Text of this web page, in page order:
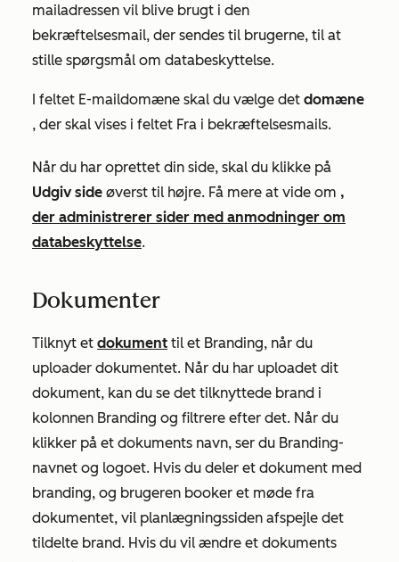
mailadressen vil blive brugt i den
bekræftelsesmail, der sendes til brugerne, til at
stille spørgsmål om databeskyttelse.
I feltet E-maildomæne skal du vælge det domæne
, der skal vises i feltet Fra i bekræftelsesmails.
Når du har oprettet din side, skal du klikke på
Udgiv side øverst til højre. Få mere at vide om ,
der administrerer sider med anmodninger om
databeskyttelse.
Dokumenter
Tilknyt et dokument til et Branding, når du
uploader dokumentet. Når du har uploadet dit
dokument, kan du se det tilknyttede brand i
kolonnen Branding og filtrere efter det. Når du
klikker på et dokuments navn, ser du Branding-
navnet og logoet. Hvis du deler et dokument med
branding, og brugeren booker et møde fra
dokumentet, vil planlægningssiden afspejle det
tildelte brand. Hvis du vil ændre et dokuments